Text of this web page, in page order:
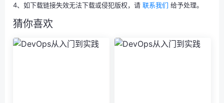
4、如下载链接失效无法下载或侵犯版权，请 联系我们 给予处理。
猜你喜欢